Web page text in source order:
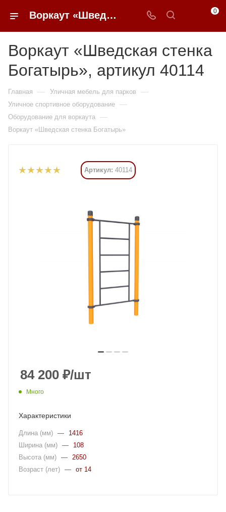
Воркаут «Шведская стенка Богатырь» купить в Москве от 76 545 ₽ - 0FFER 0
Воркаут «Шведская стенка
Богатырь», артикул 40114
Главная — Уличная мебель для парков —
Уличное спортивное оборудование —
Оборудование для воркаута —
Воркаут «Шведская стенка Богатырь»
Артикул: 40114
84 200 ₽/шт
Много
Характеристики
Длина (мм) —
1416
Ширина (мм) —
108
Высота (мм) —
2650
Возраст (лет) — от 14